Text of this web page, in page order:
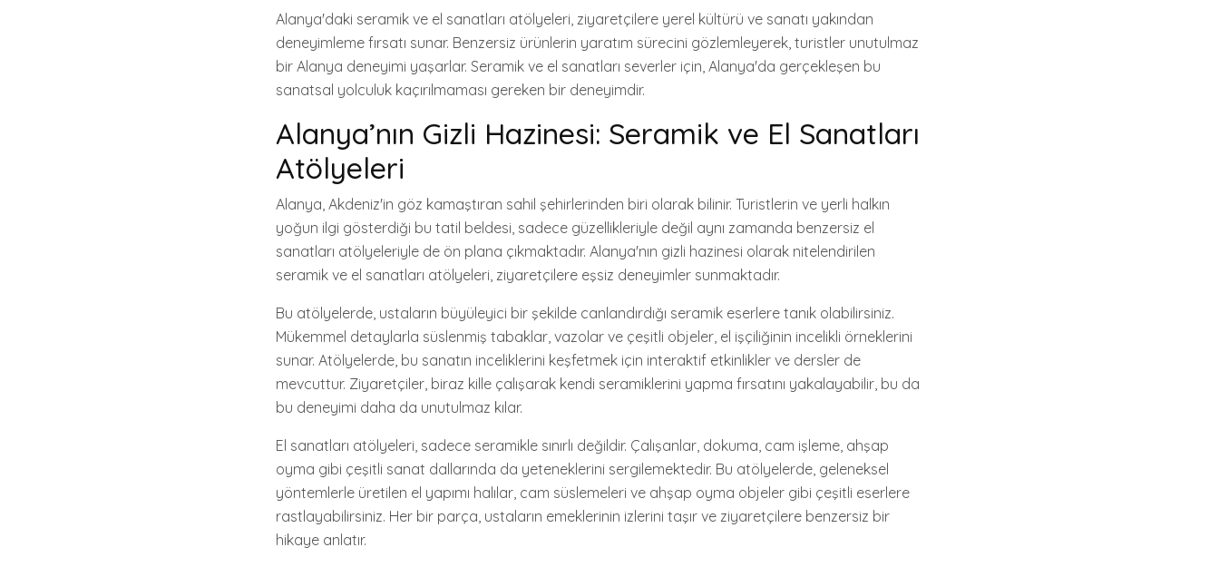
Alanya'daki seramik ve el sanatları atölyeleri, ziyaretçilere yerel kültürü ve sanatı yakından
deneyimleme fırsatı sunar. Benzersiz ürünlerin yaratım sürecini gözlemleyerek, turistler unutulmaz
bir Alanya deneyimi yaşarlar. Seramik ve el sanatları severler için, Alanya'da gerçekleşen bu
sanatsal yolculuk kaçırılmaması gereken bir deneyimdir.
Alanya’nın Gizli Hazinesi: Seramik ve El Sanatları
Atölyeleri
Alanya, Akdeniz'in göz kamaştıran sahil şehirlerinden biri olarak bilinir. Turistlerin ve yerli halkın
yoğun ilgi gösterdiği bu tatil beldesi, sadece güzellikleriyle değil aynı zamanda benzersiz el
sanatları atölyeleriyle de ön plana çıkmaktadır. Alanya'nın gizli hazinesi olarak nitelendirilen
seramik ve el sanatları atölyeleri, ziyaretçilere eşsiz deneyimler sunmaktadır.
Bu atölyelerde, ustaların büyüleyici bir şekilde canlandırdığı seramik eserlere tanık olabilirsiniz.
Mükemmel detaylarla süslenmiş tabaklar, vazolar ve çeşitli objeler, el işçiliğinin incelikli örneklerini
sunar. Atölyelerde, bu sanatın inceliklerini keşfetmek için interaktif etkinlikler ve dersler de
mevcuttur. Ziyaretçiler, biraz kille çalışarak kendi seramiklerini yapma fırsatını yakalayabilir, bu da
bu deneyimi daha da unutulmaz kılar.
El sanatları atölyeleri, sadece seramikle sınırlı değildir. Çalışanlar, dokuma, cam işleme, ahşap
oyma gibi çeşitli sanat dallarında da yeteneklerini sergilemektedir. Bu atölyelerde, geleneksel
yöntemlerle üretilen el yapımı halılar, cam süslemeleri ve ahşap oyma objeler gibi çeşitli eserlere
rastlayabilirsiniz. Her bir parça, ustaların emeklerinin izlerini taşır ve ziyaretçilere benzersiz bir
hikaye anlatır.